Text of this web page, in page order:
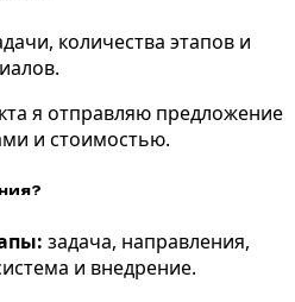
количества этапов и
я отправляю предложение
и стоимостью.
задача, направления,
и внедрение.